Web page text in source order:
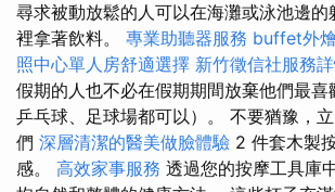
尋求被動放鬆的人可以在海灘或泳池邊
裡拿著飲料。 專業助聽器服務 buffet外
照中心單人房舒適選擇 新竹徵信社服務
假期的人也不必在假期期間放棄他們最喜
乒乓球、足球場都可以）。 不要猶豫，
們 深層清潔的醫美做臉體驗 2 件套木製
感。 高效家事服務 透過您的按摩工具庫